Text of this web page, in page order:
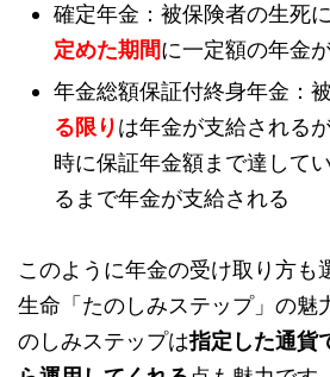
確定年金：被保険者の生死
定めた期間に一定額の年金
年金総額保証付終身年金：
る限りは年金が支給される
時に保証年金額まで達して
るまで年金が支給される
このように年金の受け取り方も
生命「たのしみステップ」の魅
のしみステップは指定した通貨